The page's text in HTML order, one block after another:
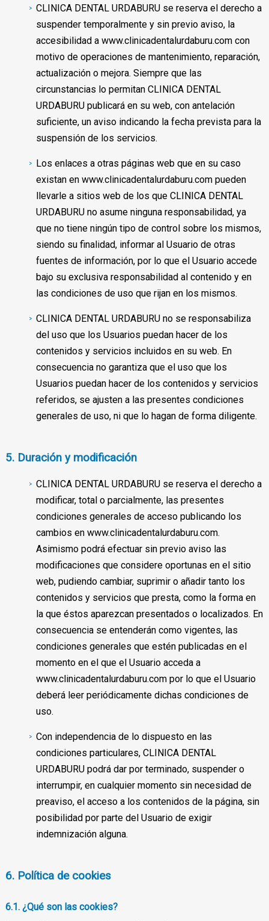
CLINICA DENTAL URDABURU se reserva el derecho a
suspender temporalmente y sin previo aviso, la
accesibilidad a www.clinicadentalurdaburu.com con
motivo de operaciones de mantenimiento, reparación,
actualización o mejora. Siempre que las
circunstancias lo permitan CLINICA DENTAL
URDABURU publicará en su web, con antelación
suficiente, un aviso indicando la fecha prevista para la
suspensión de los servicios.
Los enlaces a otras páginas web que en su caso
existan en www.clinicadentalurdaburu.com pueden
llevarle a sitios web de los que CLINICA DENTAL
URDABURU no asume ninguna responsabilidad, ya
que no tiene ningún tipo de control sobre los mismos,
siendo su finalidad, informar al Usuario de otras
fuentes de información, por lo que el Usuario accede
bajo su exclusiva responsabilidad al contenido y en
las condiciones de uso que rijan en los mismos.
CLINICA DENTAL URDABURU no se responsabiliza
del uso que los Usuarios puedan hacer de los
contenidos y servicios incluidos en su web. En
consecuencia no garantiza que el uso que los
Usuarios puedan hacer de los contenidos y servicios
referidos, se ajusten a las presentes condiciones
generales de uso, ni que lo hagan de forma diligente.
5. Duración y modificación
CLINICA DENTAL URDABURU se reserva el derecho a
modificar, total o parcialmente, las presentes
condiciones generales de acceso publicando los
cambios en www.clinicadentalurdaburu.com.
Asimismo podrá efectuar sin previo aviso las
modificaciones que considere oportunas en el sitio
web, pudiendo cambiar, suprimir o añadir tanto los
contenidos y servicios que presta, como la forma en
la que éstos aparezcan presentados o localizados. En
consecuencia se entenderán como vigentes, las
condiciones generales que estén publicadas en el
momento en el que el Usuario acceda a
www.clinicadentalurdaburu.com por lo que el Usuario
deberá leer periódicamente dichas condiciones de
uso.
Con independencia de lo dispuesto en las
condiciones particulares, CLINICA DENTAL
URDABURU podrá dar por terminado, suspender o
interrumpir, en cualquier momento sin necesidad de
preaviso, el acceso a los contenidos de la página, sin
posibilidad por parte del Usuario de exigir
indemnización alguna.
6. Política de cookies
6.1. ¿Qué son las cookies?